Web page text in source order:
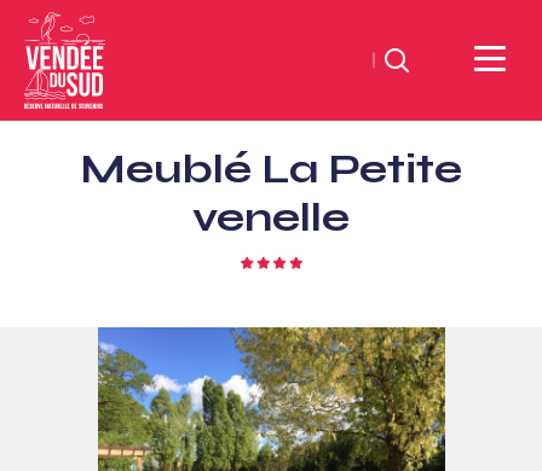
Sud
Vendée
Suchen
Meublé La Petite
venelle
4